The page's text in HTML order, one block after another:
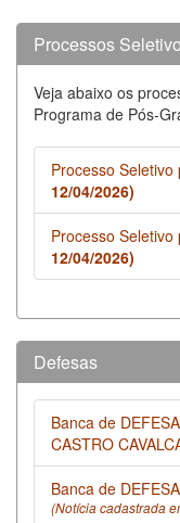
Processos
Veja abaixo os
Programa de Pós-
Processo
12/04/2026)
Processo
12/04/2026)
Defesas
Banca de
CASTRO
Banca de
(Notícia cadastrada